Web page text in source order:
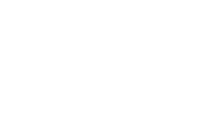
in order to expand
time efficiently by
challenge for Aurubis, as
market presence in the
shares its experience and